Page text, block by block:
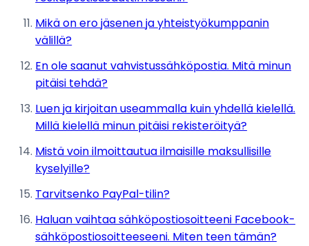
Mikä on ero jäsenen ja yhteistyökumppanin
välillä?
En ole saanut vahvistussähköpostia. Mitä minun
pitäisi tehdä?
Luen ja kirjoitan useammalla kuin yhdellä kielellä.
Millä kielellä minun pitäisi rekisteröityä?
Mistä voin ilmoittautua ilmaisille maksullisille
kyselyille?
Tarvitsenko PayPal-tilin?
Haluan vaihtaa sähköpostiosoitteeni Facebook-
sähköpostiosoitteeseeni. Miten teen tämän?